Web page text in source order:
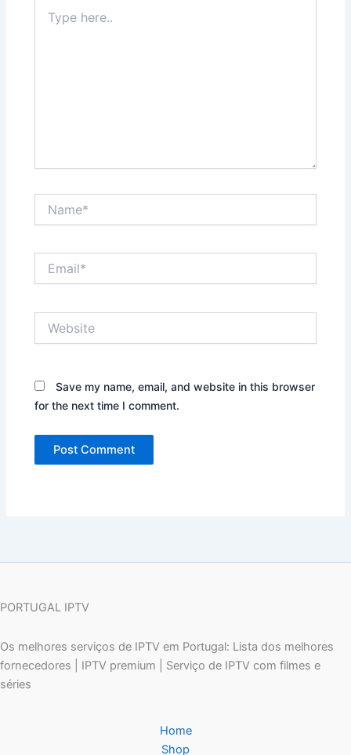
here..
Save my name, email, and website in this browser
for the next time I comment.
PORTUGAL IPTV
Os melhores serviços de IPTV em Portugal: Lista dos melhores
fornecedores | IPTV premium | Serviço de IPTV com filmes e
séries
Home
Shop